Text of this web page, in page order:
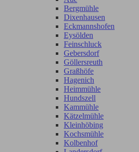
Bergmühle
Dixenhausen
Eckmannshofen
Eysölden
Feinschluck
Gebersdorf
Göllersreuth
Graßhöfe
Hagenich
Heimmühle
Hundszell
Kammühle
Kätzelmühle
Kleinhöbing
Kochsmühle
Kolbenhof